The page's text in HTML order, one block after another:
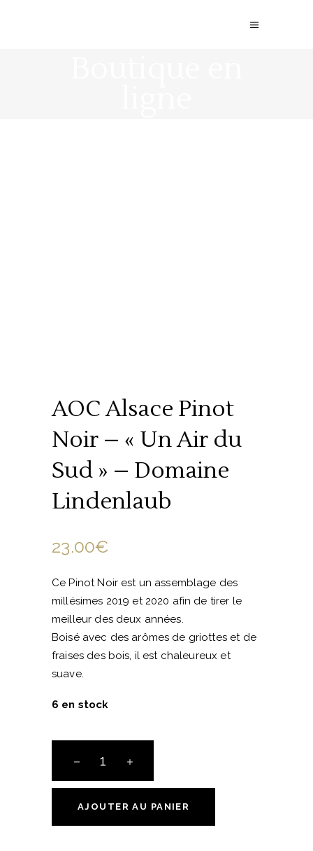
AOC Alsace Pinot
Noir – « Un Air du
Sud » – Domaine
Lindenlaub
23.00€
Ce Pinot Noir est un assemblage des
millésimes 2019 et 2020 afin de tirer le
meilleur des deux années.
Boisé avec des arômes de griottes et de
fraises des bois, il est chaleureux et
suave.
6 en stock
Alsace
Pinot
AJOUTER AU PANIER